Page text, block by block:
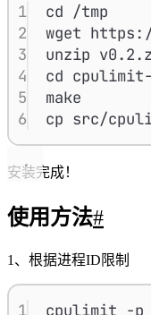
1
cd /tmp
2
wget
3
unzip
4
cd
5
make
6
cp src/
安装完成！
使用方法#
1、根据进程ID限制
1 cpulimit -p